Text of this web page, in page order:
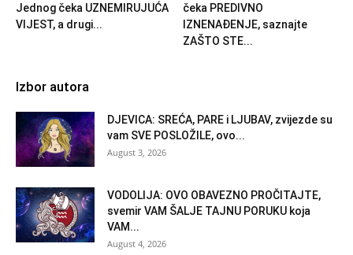
Jednog čeka UZNEMIRUJUĆA
VIJEST, a drugi...
čeka PREDIVNO
IZNENAĐENJE, saznajte
ZAŠTO STE...
Izbor autora
DJEVICA: SREĆA, PARE i LJUBAV, zvijezde su
vam SVE POSLOŽILE, ovo...
August 3, 2026
VODOLIJA: OVO OBAVEZNO PROČITAJTE,
svemir VAM ŠALJE TAJNU PORUKU koja
VAM...
August 4, 2026